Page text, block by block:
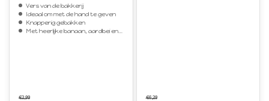
Vers van de bakkerij
Ideaal om met de hand te geven
Knapperig gebakken
Met heerlijke banaan, aardbei en abrikoos
€2,99 €6,29